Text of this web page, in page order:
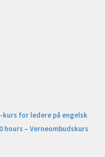
kurs for ledere på engelsk
hours – Verneombudskurs